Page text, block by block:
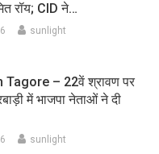
रॉय; CID ने…
sunlight
Tagore – 22वें श्रावण पर
में भाजपा नेताओं ने दी
sunlight